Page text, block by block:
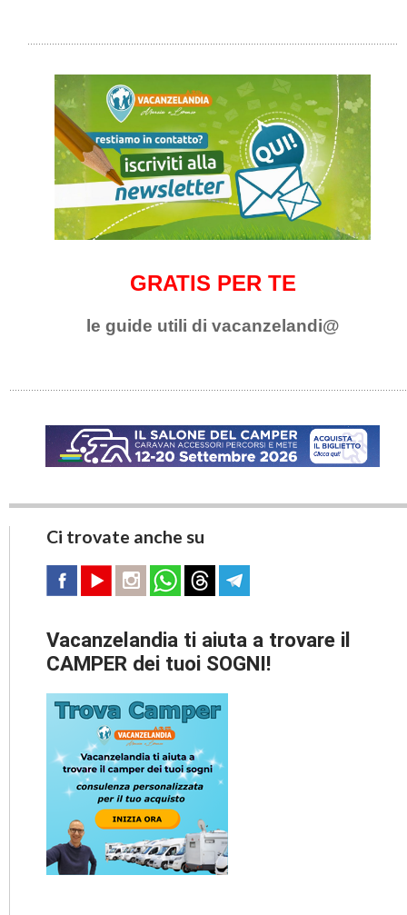
GRATIS PER TE
le guide utili di vacanzelandi@
Ci trovate anche su
Vacanzelandia ti aiuta a trovare il
CAMPER dei tuoi SOGNI!